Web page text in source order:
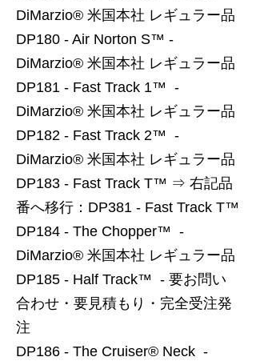
DiMarzio® 米国本社 レギュラー品
DP180 - Air Norton S™ -
DiMarzio® 米国本社 レギュラー品
DP181 - Fast Track 1™ -
DiMarzio® 米国本社 レギュラー品
DP182 - Fast Track 2™ -
DiMarzio® 米国本社 レギュラー品
DP183 - Fast Track T™ ⇒ 右記品
番へ移行：DP381 - Fast Track T™
DP184 - The Chopper™ -
DiMarzio® 米国本社 レギュラー品
DP185 - Half Track™ - 要お問い
合わせ・要見積もり・完全受注発
注
DP186 - The Cruiser® Neck -